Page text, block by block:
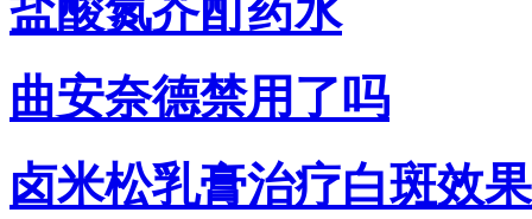
盐酸氮芥酊药水
曲安奈德禁用了吗
卤米松乳膏治疗白斑效